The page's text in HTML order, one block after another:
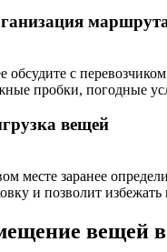
обсудите с
пробки, погодные
вещей
месте заранее
и позволит
вещей